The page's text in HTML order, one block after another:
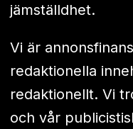
jämställdhet.
Vi är
redaktionella
redaktionellt. Vi
och vår